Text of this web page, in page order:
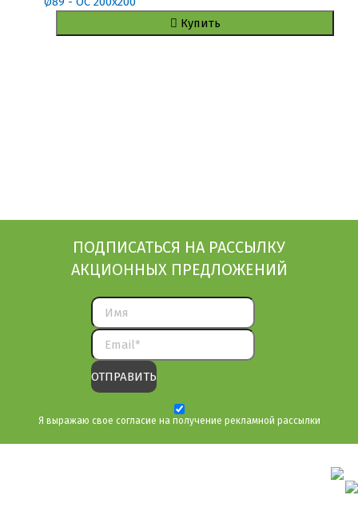
Купить
ПОДПИСАТЬСЯ НА РАССЫЛКУ
АКЦИОННЫХ ПРЕДЛОЖЕНИЙ
Я выражаю свое согласие на получение рекламной рассылки